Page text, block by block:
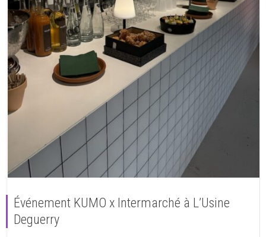
Événement KUMO x Intermarché à L’Usine
Deguerry